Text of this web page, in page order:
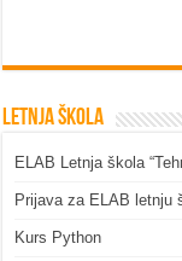
Letnja škola
ELAB Letnja škola
Prijava za ELAB letnju
Kurs Python